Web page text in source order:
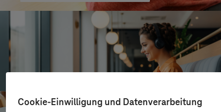
Cookie-Einwilligung und Datenverarbeitung
Skalierbare Vertriebsplattform mit KI und Low-